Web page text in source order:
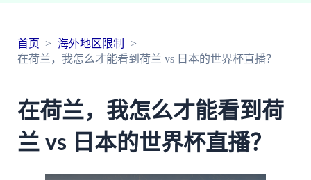
首页
海外地区限制
在荷兰，我怎么才能看到荷兰 vs 日本的世界杯直播？
在荷兰，我怎么才能看到荷
兰 vs 日本的世界杯直播？